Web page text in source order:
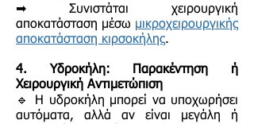
➡ Συνιστάται χειρουργική
αποκατάσταση μέσω μικροχειρουργικής
αποκατάσταση κιρσοκήλης.
4. Υδροκήλη: Παρακέντηση ή
Χειρουργική Αντιμετώπιση
🔹 Η υδροκήλη μπορεί να υποχωρήσει
αυτόματα, αλλά αν είναι μεγάλη ή